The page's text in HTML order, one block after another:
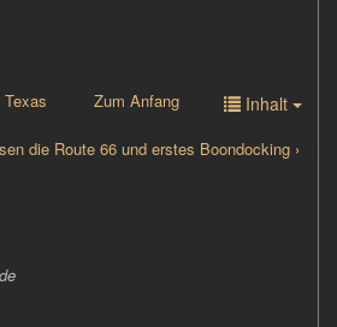
Inhalt
Texas Zum Anfang
die Route 66 und erstes Boondocking ›